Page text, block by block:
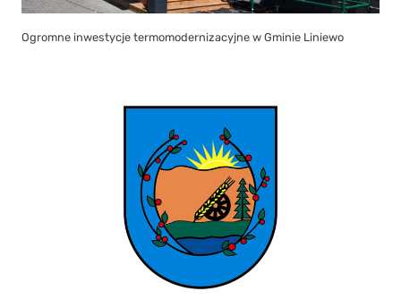
Informacja dla mieszkańców – ćwiczenia z zakresu ostrzegania i